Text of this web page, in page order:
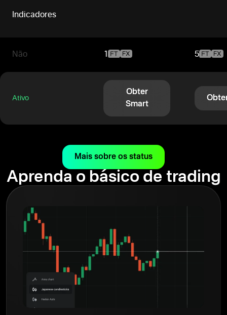
Indicadores
Não 5
Ativo
Obter
Smart
Mais sobre os status
Aprenda o básico de trading